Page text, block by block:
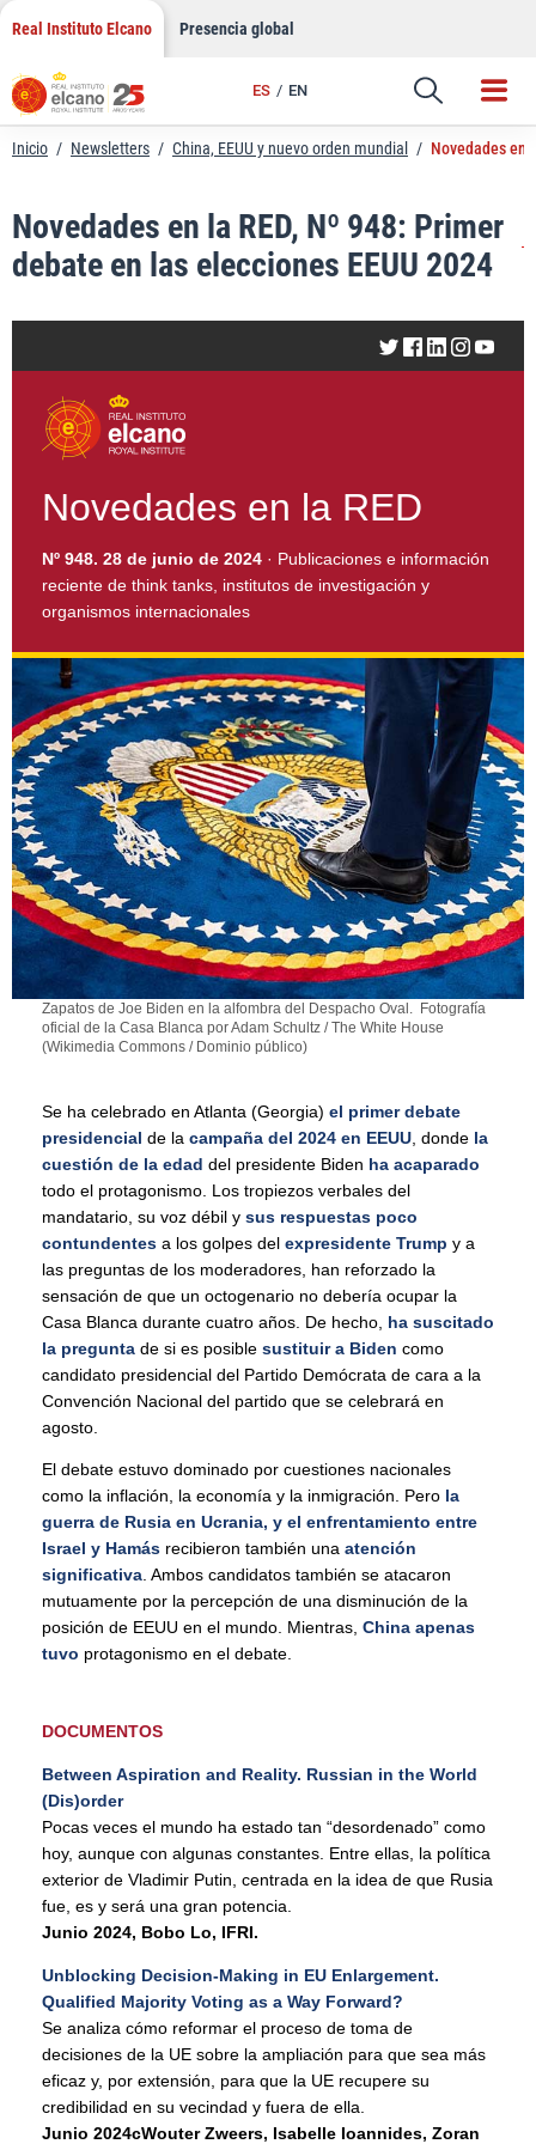
Saltar
contenido
Real Instituto Elcano Presencia global
ES EN
Enlace
Inicio / Newsletters / China, EEUU y nuevo orden mundial / Novedades en
Novedades en la RED, Nº 948: Primer
debate en las elecciones EEUU 2024